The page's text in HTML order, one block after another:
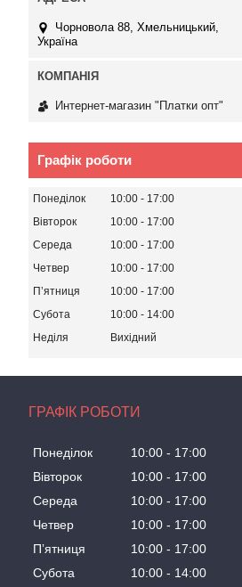
Чорновола 88, Хмельницький,
Україна
Интернет-магазин "Платки опт"
Графік роботи
Понеділок 10:00
17:00
Вівторок
10:00
17:00
Середа
10:00
17:00
Четвер
10:00
17:00
Пʼятниця
10:00
17:00
Субота
10:00
14:00
Неділя
Вихідний
ГРАФІК РОБОТИ
Понеділок 10:00
17:00
Вівторок
10:00
17:00
Середа
10:00
17:00
Четвер
10:00
17:00
Пʼятниця
10:00
17:00
Субота
10:00 14:00